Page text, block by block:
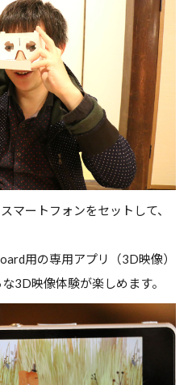
マートフォンをセットして、
用の専用アプリ（3D映像）
3D映像体験が楽しめます。